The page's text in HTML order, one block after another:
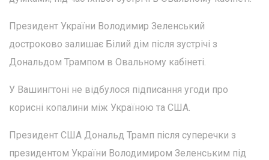
Президент України Володимир Зеленський
достроково залишає Білий дім після зустрічі з
Дональдом Трампом в Овальному кабінеті.
У Вашингтоні не відбулося підписання угоди про
корисні копалини між Україною та США.
Президент США Дональд Трамп після суперечки з
президентом України Володимиром Зеленським під